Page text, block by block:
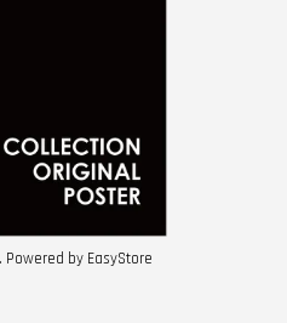
Powered by EasyStore